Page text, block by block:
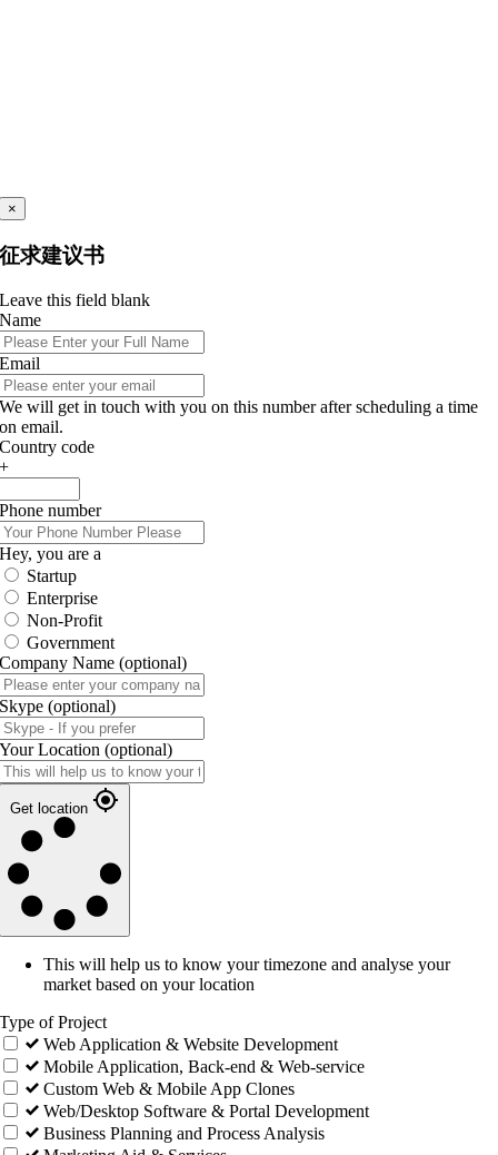
×
征求建议书
Leave this field blank
Name
Email
We will get in touch with you on this number after scheduling a time
on email.
Country code
+
Phone number
Hey, you are a
Startup
Enterprise
Non-Profit
Government
Company Name (optional)
Skype (optional)
Your Location (optional)
Get location
This will help us to know your timezone and analyse your
market based on your location
Type of Project
Web Application & Website Development
Mobile Application, Back-end & Web-service
Custom Web & Mobile App Clones
Web/Desktop Software & Portal Development
Business Planning and Process Analysis